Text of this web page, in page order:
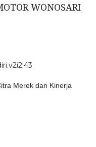
WONOSARI
Merek dan Kinerja